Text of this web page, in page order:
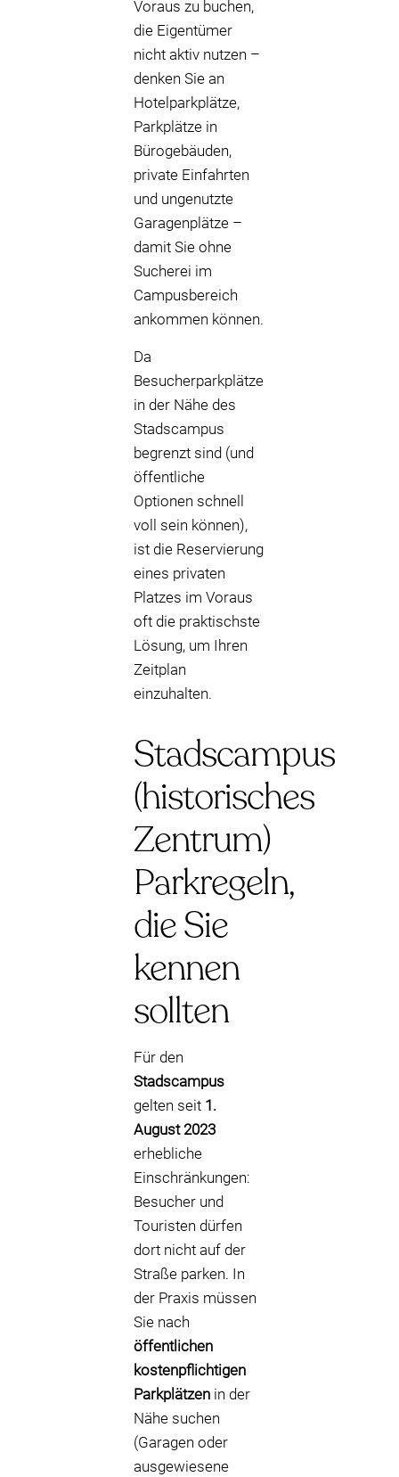
Voraus zu buchen,
die Eigentümer
nicht aktiv nutzen –
denken Sie an
Hotelparkplätze,
Parkplätze in
Bürogebäuden,
private Einfahrten
und ungenutzte
Garagenplätze –
damit Sie ohne
Sucherei im
Campusbereich
ankommen können.
Da
Besucherparkplätze
in der Nähe des
Stadscampus
begrenzt sind (und
öffentliche
Optionen schnell
voll sein können),
ist die Reservierung
eines privaten
Platzes im Voraus
oft die praktischste
Lösung, um Ihren
Zeitplan
einzuhalten.
Stadscampus
(historisches
Zentrum)
Parkregeln,
die Sie
kennen
sollten
Für den
Stadscampus
gelten seit 1.
August 2023
erhebliche
Einschränkungen:
Besucher und
Touristen dürfen
dort nicht auf der
Straße parken. In
der Praxis müssen
Sie nach
öffentlichen
kostenpflichtigen
Parkplätzen in der
Nähe suchen
(Garagen oder
ausgewiesene